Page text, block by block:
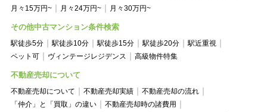
月々15万円~
月々24万円~ 月々30万円~
その他中古マンション条件検索
駅徒歩5分 駅徒歩10分 駅徒歩15分 駅徒歩20分
駅近重視
ペット可
ヴィンテージレジデンス 高級物件特集
不動産売却について
不動産売却について 不動産売却実績
不動産売却の流れ
「仲介」と「買取」の違い
不動産売却時の諸費用